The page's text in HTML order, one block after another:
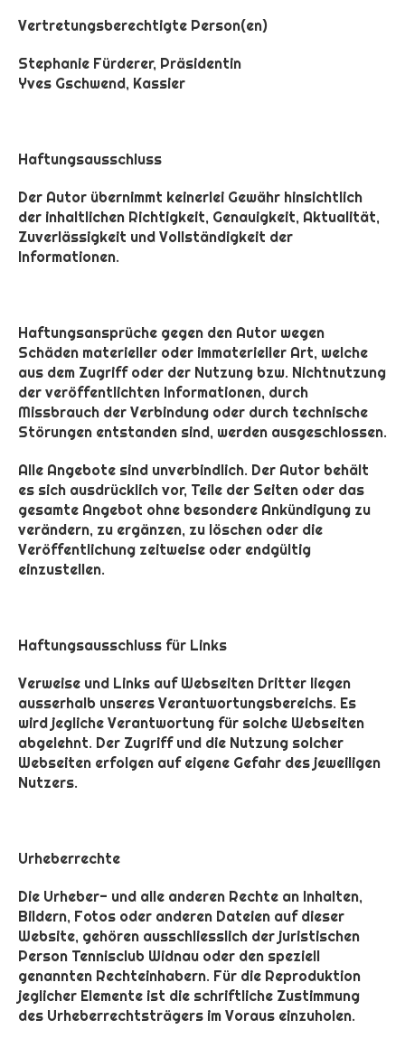
Vertretungsberechtigte Person(en)
Stephanie Fürderer, Präsidentin
Yves Gschwend, Kassier
Haftungsausschluss
Der Autor übernimmt keinerlei Gewähr hinsichtlich
der inhaltlichen Richtigkeit, Genauigkeit, Aktualität,
Zuverlässigkeit und Vollständigkeit der
Informationen.
Haftungsansprüche gegen den Autor wegen
Schäden materieller oder immaterieller Art, welche
aus dem Zugriff oder der Nutzung bzw. Nichtnutzung
der veröffentlichten Informationen, durch
Missbrauch der Verbindung oder durch technische
Störungen entstanden sind, werden ausgeschlossen.
Alle Angebote sind unverbindlich. Der Autor behält
es sich ausdrücklich vor, Teile der Seiten oder das
gesamte Angebot ohne besondere Ankündigung zu
verändern, zu ergänzen, zu löschen oder die
Veröffentlichung zeitweise oder endgültig
einzustellen.
Haftungsausschluss für Links
Verweise und Links auf Webseiten Dritter liegen
ausserhalb unseres Verantwortungsbereichs. Es
wird jegliche Verantwortung für solche Webseiten
abgelehnt. Der Zugriff und die Nutzung solcher
Webseiten erfolgen auf eigene Gefahr des jeweiligen
Nutzers.
Urheberrechte
Die Urheber- und alle anderen Rechte an Inhalten,
Bildern, Fotos oder anderen Dateien auf dieser
Website, gehören ausschliesslich der juristischen
Person Tennisclub Widnau oder den speziell
genannten Rechteinhabern. Für die Reproduktion
jeglicher Elemente ist die schriftliche Zustimmung
des Urheberrechtsträgers im Voraus einzuholen.